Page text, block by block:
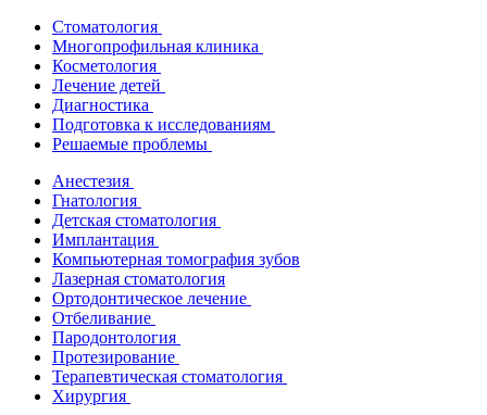
Стоматология
Многопрофильная клиника
Косметология
Лечение детей
Диагностика
Подготовка к исследованиям
Решаемые проблемы
Анестезия
Гнатология
Детская стоматология
Имплантация
Компьютерная томография зубов
Лазерная стоматология
Ортодонтическое лечение
Отбеливание
Пародонтология
Протезирование
Терапевтическая стоматология
Хирургия